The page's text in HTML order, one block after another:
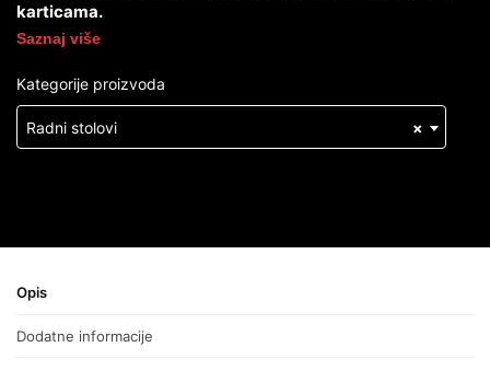
karticama.
Saznaj više
Kategorije proizvoda
×
Radni stolovi
Opis
Dodatne informacije